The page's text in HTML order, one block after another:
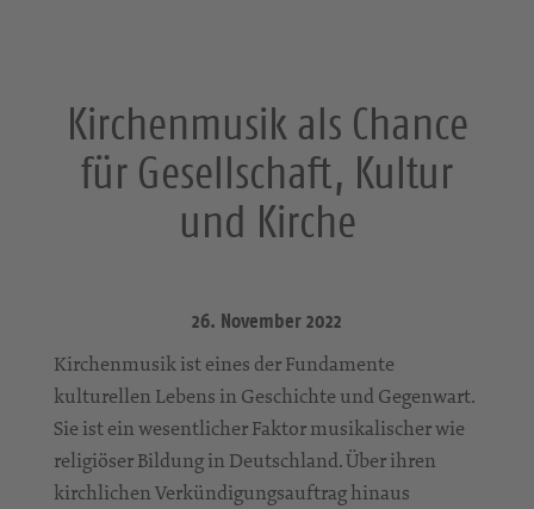
Kirchenmusik als Chance
für Gesellschaft, Kultur
und Kirche
26. November 2022
Kirchenmusik ist eines der Fundamente
kulturellen Lebens in Geschichte und Gegenwart.
Sie ist ein wesentlicher Faktor musikalischer wie
religiöser Bildung in Deutschland. Über ihren
kirchlichen Verkündigungsauftrag hinaus